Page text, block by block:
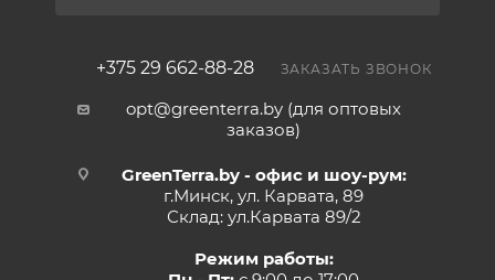
+375 29 662-88-28 ЗАКАЗАТЬ ЗВОНОК
opt@greenterra.by (для оптовых
заказов)
GreenTerra.by - офис и шоу-рум:
г.Минск, ул. Карвата, 89
Склад: ул.Карвата 89/2
Режим работы: